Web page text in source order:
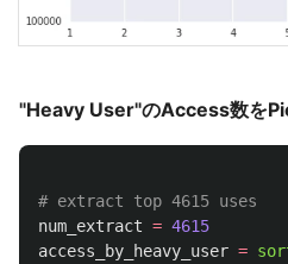
"Heavy User"のAccess数を
num_extract = 4615
access_by_heavy_user =